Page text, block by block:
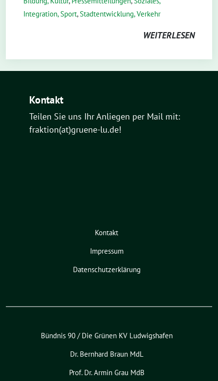
Integration, Sport,Stadtentwicklung, Verkehr
WEITERLESEN
Kontakt
Teilen Sie uns Ihr Anliegen per Mail mit:
fraktion(at)gruene-lu.de!
Kontakt
Impressum
Datenschutzerklärung
Bündnis 90 / Die Grünen KV Ludwigshafen
Dr. Bernhard Braun MdL
Prof. Dr. Armin Grau MdB